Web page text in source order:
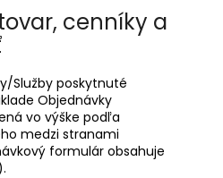
cenníky a
Služby poskytnuté
Objednávky
vo výške podľa
medzi stranami
formulár obsahuje